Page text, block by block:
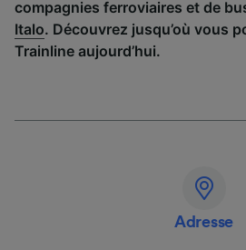
compagnies ferroviaires et de
Italo. Découvrez jusqu’où vous
Trainline aujourd’hui.
Adresse